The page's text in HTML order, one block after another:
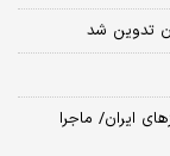
تدوین شد
ایران/ ماجرا